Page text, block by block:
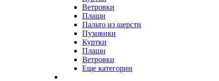
Ветровки
Плащи
Пальто из шерсти
Пуховики
Куртки
Плащи
Ветровки
Еще категории